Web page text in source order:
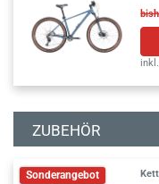
ZUBEHÖR
Sonderangebot